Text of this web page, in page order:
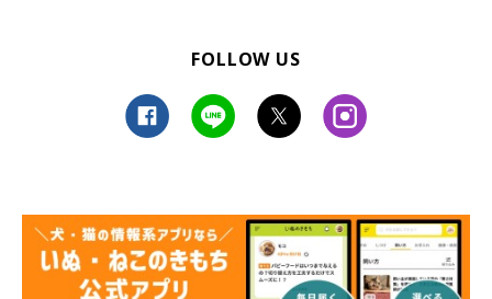
FOLLOW US